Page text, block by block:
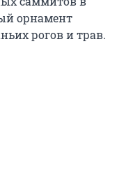
орнамент
рогов и трав.